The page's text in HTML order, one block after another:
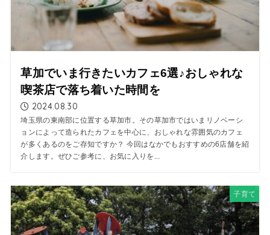
草加でいま行きたいカフェ6選♪おしゃれな
喫茶店で落ち着いた時間を
2024.08.30
埼玉県の東南部に位置する草加市。その草加市ではいまリノベーシ
ョンによって造られたカフェを中心に、おしゃれな雰囲気のカフェ
が多くあるのをご存知ですか？ 今回はなかでもおすすめの6店舗を紹
介します。ぜひご参考に、お気に入りを...
子育て